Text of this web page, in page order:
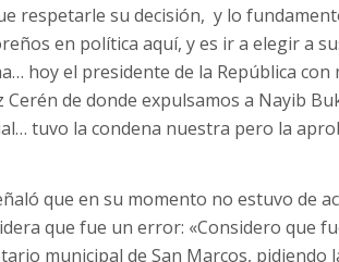
respetarle su decisión, y lo
en política aquí, y es ir a elegir a
hoy el presidente de la República
Cerén de donde expulsamos a Nayib
tuvo la condena nuestra pero la
que en su momento no estuvo de
que fue un error: «Considero que
municipal de San Marcos, pidiendo